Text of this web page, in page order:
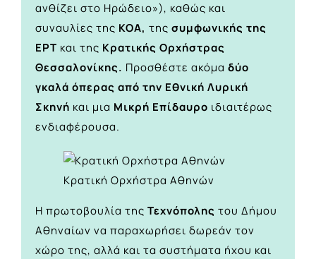
ανθίζει στο Ηρώδειο»), καθώς και
συναυλίες της ΚΟΑ, της συμφωνικής της
ΕΡΤ και της Κρατικής Ορχήστρας
Θεσσαλονίκης. Προσθέστε ακόμα δύο
γκαλά όπερας από την Εθνική Λυρική
Σκηνή και μια Μικρή Επίδαυρο ιδιαιτέρως
ενδιαφέρουσα.
Κρατική Ορχήστρα Αθηνών
Η πρωτοβουλία της Τεχνόπολης του Δήμου
Αθηναίων να παραχωρήσει δωρεάν τον
χώρο της, αλλά και τα συστήματα ήχου και